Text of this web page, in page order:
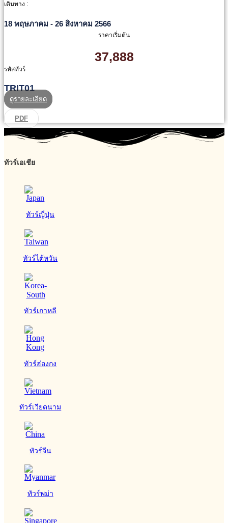
เดินทาง :
18 พฤษภาคม - 26 สิงหาคม 2566
ราคาเริ่มต้น
37,888
รหัสทัวร์
TRIT01
ดูรายละเอียด
PDF
ทัวร์เอเชีย
ทัวร์ญี่ปุ่น
ทัวร์ไต้หวัน
ทัวร์เกาหลี
ทัวร์ฮ่องกง
ทัวร์เวียดนาม
ทัวร์จีน
ทัวร์พม่า